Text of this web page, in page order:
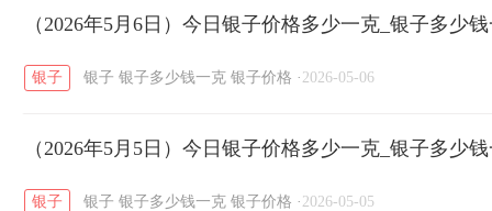
（2026年5月6日）今日银子价格多少一克_银子多少
银子 银子 银子多少钱一克 银子价格 · 2026-05-06
（2026年5月5日）今日银子价格多少一克_银子多少
银子 银子 银子多少钱一克 银子价格 · 2026-05-05